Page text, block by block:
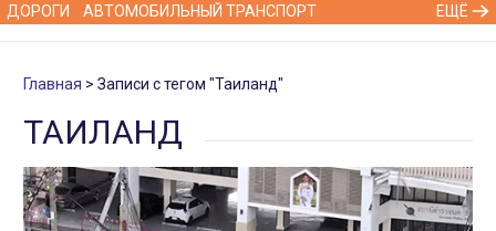
ДОРОГИ АВТОМОБИЛЬНЫЙ ТРАНСПОРТ ЕЩЁ
Главная Записи с тегом "Таиланд"
ТАИЛАНД